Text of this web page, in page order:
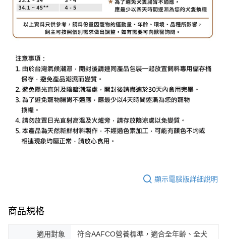
顯示電腦版詳細說明
商品規格
適用對象
符合AAFCO營養標準，適合全年齡、全犬